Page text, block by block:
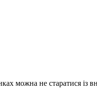
можна не старатися із